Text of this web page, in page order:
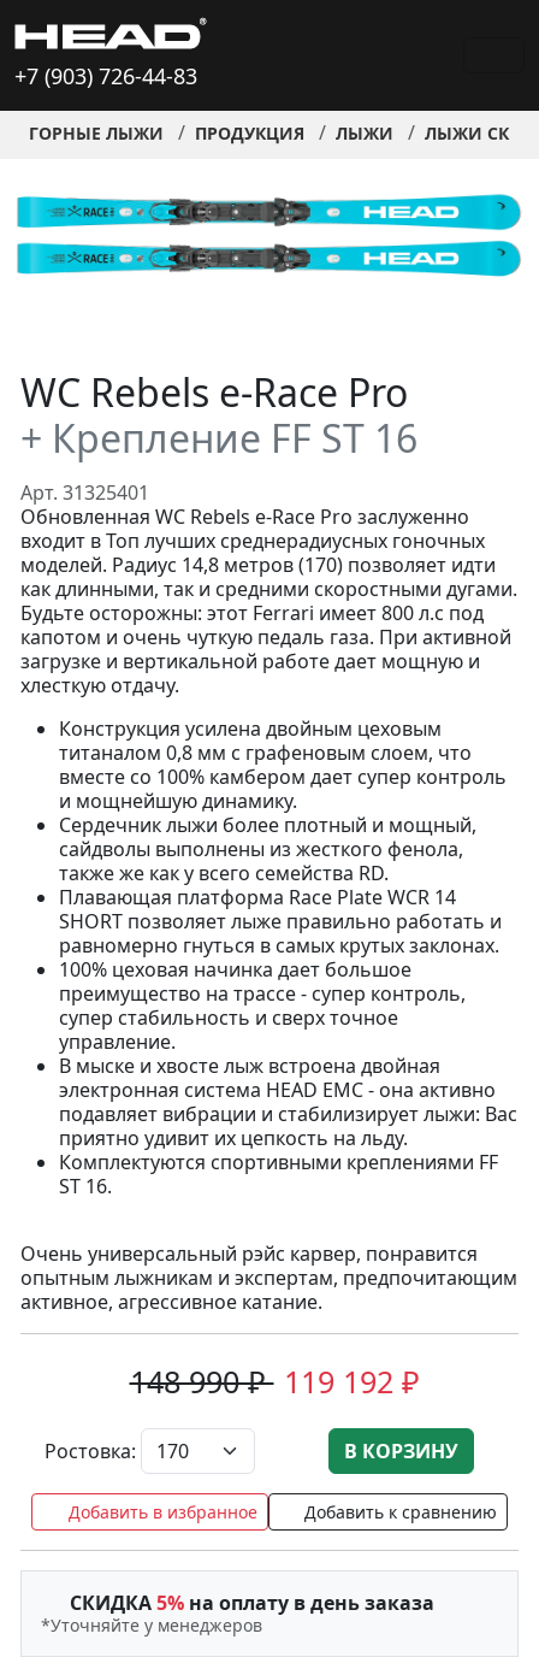
+7 (903) 726-44-83
ГОРНЫЕ ЛЫЖИ ПРОДУКЦИЯ ЛЫЖИ ЛЫЖИ
WC Rebels e-Race Pro
+ Крепление FF ST 16
Арт. 31325401
Обновленная WC Rebels e-Race Pro заслуженно
входит в Топ лучших среднерадиусных гоночных
моделей. Радиус 14,8 метров (170) позволяет идти
как длинными, так и средними скоростными дугами.
Будьте осторожны: этот Ferrari имеет 800 л.с под
капотом и очень чуткую педаль газа. При активной
загрузке и вертикальной работе дает мощную и
хлесткую отдачу.
Конструкция усилена двойным цеховым
титаналом 0,8 мм с графеновым слоем, что
вместе со 100% камбером дает супер контроль
и мощнейшую динамику.
Сердечник лыжи более плотный и мощный,
сайдволы выполнены из жесткого фенола,
также же как у всего семейства RD.
Плавающая платформа Race Plate WCR 14
SHORT позволяет лыже правильно работать и
равномерно гнуться в самых крутых заклонах.
100% цеховая начинка дает большое
преимущество на трассе - супер контроль,
супер стабильность и сверх точное
управление.
В мыске и хвосте лыж встроена двойная
электронная система HEAD EMC - она активно
подавляет вибрации и стабилизирует лыжи: Вас
приятно удивит их цепкость на льду.
Комплектуются спортивными креплениями FF
ST 16.
Очень универсальный рэйс карвер, понравится
опытным лыжникам и экспертам, предпочитающим
активное, агрессивное катание.
148 990 ₽ 119 192 ₽
Ростовка: В КОРЗИНУ
Добавить в избранное Добавить к сравнению
СКИДКА5% на оплату в день заказа
*Уточняйте у менеджеров